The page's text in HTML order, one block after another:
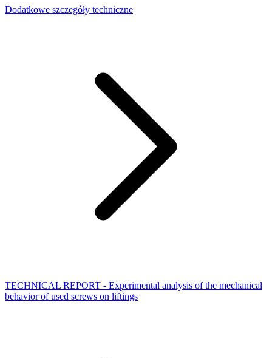
Dodatkowe szczegóły techniczne
TECHNICAL REPORT - Experimental analysis of the mechanical
behavior of used screws on liftings